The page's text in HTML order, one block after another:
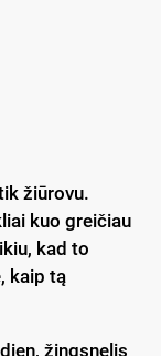
žiūrovu.
kuo greičiau
kad to
kaip tą
žingsnelis